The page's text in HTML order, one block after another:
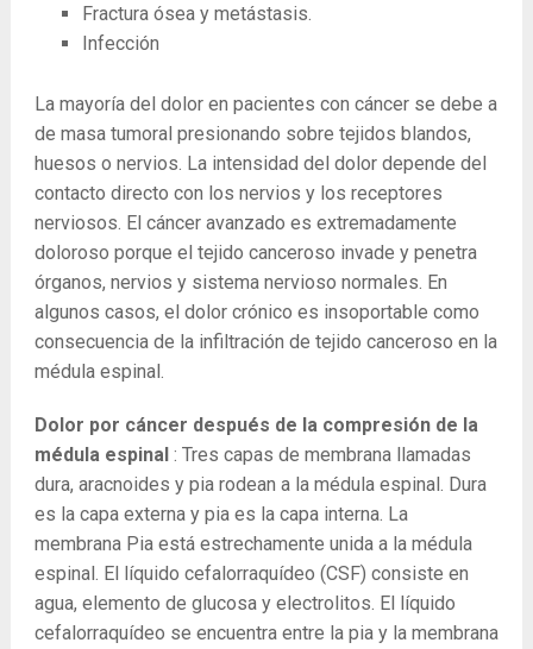
Fractura ósea y metástasis.
Infección
La mayoría del dolor en pacientes con cáncer se debe a
de masa tumoral presionando sobre tejidos blandos,
huesos o nervios. La intensidad del dolor depende del
contacto directo con los nervios y los receptores
nerviosos. El cáncer avanzado es extremadamente
doloroso porque el tejido canceroso invade y penetra
órganos, nervios y sistema nervioso normales. En
algunos casos, el dolor crónico es insoportable como
consecuencia de la infiltración de tejido canceroso en la
médula espinal.
Dolor por cáncer después de la compresión de la
médula espinal : Tres capas de membrana llamadas
dura, aracnoides y pia rodean a la médula espinal. Dura
es la capa externa y pia es la capa interna. La
membrana Pia está estrechamente unida a la médula
espinal. El líquido cefalorraquídeo (CSF) consiste en
agua, elemento de glucosa y electrolitos. El líquido
cefalorraquídeo se encuentra entre la pia y la membrana